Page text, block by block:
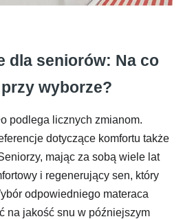
dla seniorów: Na co
wyborze?
podlega licznych zmianom.
dotyczące komfortu także
mając za sobą wiele lat
i regenerujący sen, który
odpowiedniego materaca
na jakość snu w późniejszym